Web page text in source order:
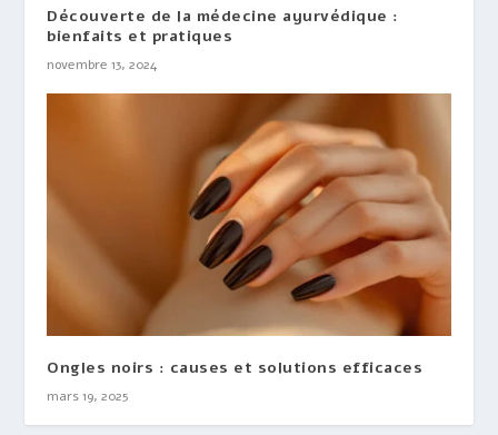
Découverte de la médecine ayurvédique :
bienfaits et pratiques
novembre 13, 2024
Ongles noirs : causes et solutions efficaces
mars 19, 2025